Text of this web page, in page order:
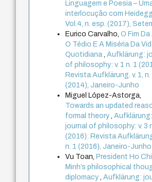
Linguagem e Poesia –
interlocução com
Vol.4, n. esp. (2017),
Eurico Carvalho,O Fim Da
O Tédio E A Miséria Da
Quotidiana,Aufklärung:
of philosophy: v. 1 n. 1
Revista Aufklärung. v. 1, n.
(2014), Janeiro-Junho
Miguel López-Astorga,
Towards an updated
formal theory,Aufklärung:
journal of philosophy: v. 3
(2016): Revista
n. 1 (2016), Janeiro-Junho
Vu Toan, President Ho Chi
Minh’s philosophical
diplomacy,Aufklärung: